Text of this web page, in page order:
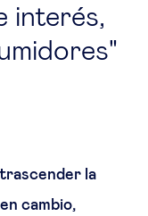
interés,
trascender la
cambio,